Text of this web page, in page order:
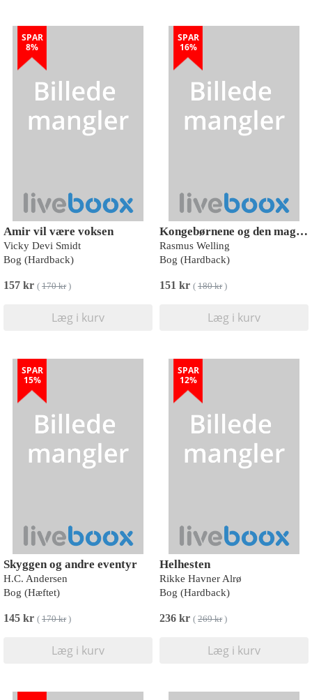
SPAR
8%
Amir vil være voksen
Vicky Devi Smidt
Bog (Hardback)
157 kr ( 170 kr)
Læg i kurv
SPAR
16%
Kongebørnene og den magiske karet
Rasmus Welling
Bog (Hardback)
151 kr ( 180 kr)
Læg i kurv
SPAR
15%
Skyggen og andre eventyr
H.C. Andersen
Bog (Hæftet)
145 kr ( 170 kr)
Læg i kurv
SPAR
12%
Helhesten
Rikke Havner Alrø
Bog (Hardback)
236 kr ( 269 kr)
Læg i kurv